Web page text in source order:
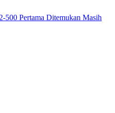
500 Pertama Ditemukan Masih